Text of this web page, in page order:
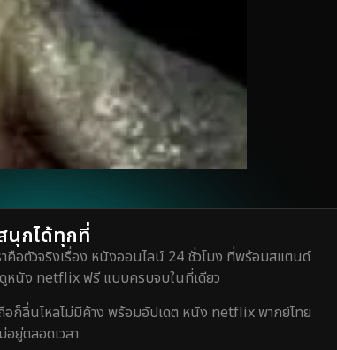
นุกได้ทุกที่
คือตัวจริงเรื่อง หนังออนไลน์ 24 ชั่วโมง ที่พร้อมสแตนด์
หนัง netflix ฟรี แบบครบจบในที่เดียว
อก็ลื่นไหลไม่มีค้าง พร้อมอัปเดต หนัง netflix พากย์ไทย
ยู่ตลอดเวลา